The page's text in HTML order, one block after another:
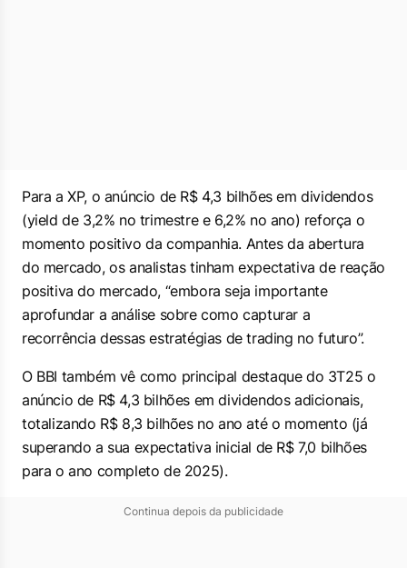
Para a XP, o anúncio de R$ 4,3 bilhões em dividendos
(yieldde 3,2% no trimestre e 6,2% no ano) reforça o
momento positivo da companhia. Antes da abertura
do mercado, os analistas tinham expectativa de reação
positiva do mercado, “embora seja importante
aprofundar a análise sobre como capturar a
recorrência dessas estratégias de trading no futuro”.
O BBI também vê como principal destaque do 3T25 o
anúncio de R$ 4,3 bilhões em dividendos adicionais,
totalizando R$ 8,3 bilhões no ano até o momento (já
superando a sua expectativa inicial de R$ 7,0 bilhões
para o ano completo de 2025).
Continua depois da publicidade